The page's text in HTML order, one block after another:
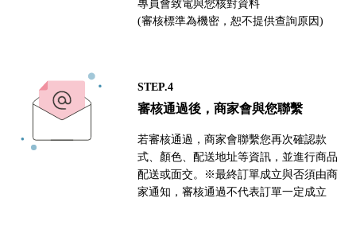
專員會致電與您核對資料
(審核標準為機密，恕不提供查詢原因)
STEP.4
審核通過後，商家會與您聯繫
若審核通過，商家會聯繫您再次確認款
式、顏色、配送地址等資訊，並進行商品
配送或面交。※最終訂單成立與否須由商
家通知，審核通過不代表訂單一定成立